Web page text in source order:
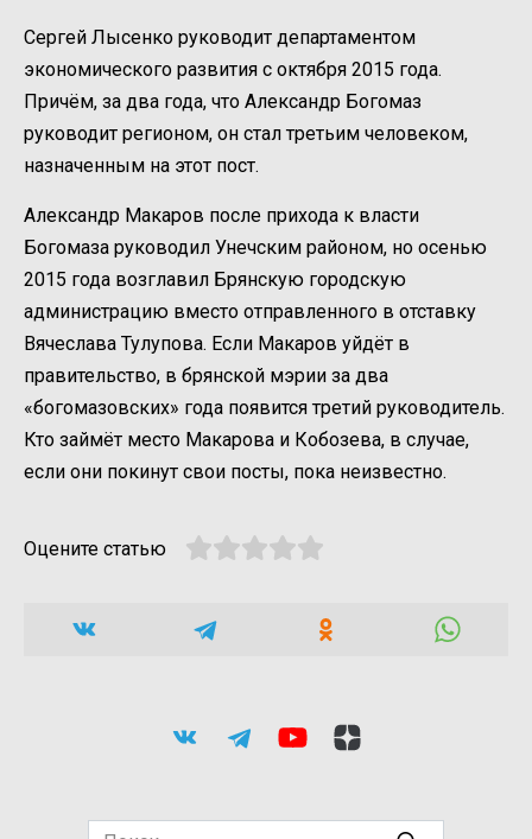
Сергей Лысенко руководит департаментом
экономического развития с октября 2015 года.
Причём, за два года, что Александр Богомаз
руководит регионом, он стал третьим человеком,
назначенным на этот пост.
Александр Макаров после прихода к власти
Богомаза руководил Унечским районом, но осенью
2015 года возглавил Брянскую городскую
администрацию вместо отправленного в отставку
Вячеслава Тулупова. Если Макаров уйдёт в
правительство, в брянской мэрии за два
«богомазовских» года появится третий руководитель.
Кто займёт место Макарова и Кобозева, в случае,
если они покинут свои посты, пока неизвестно.
Оцените статью
Search